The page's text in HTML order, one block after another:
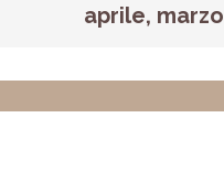
aprile, marzo